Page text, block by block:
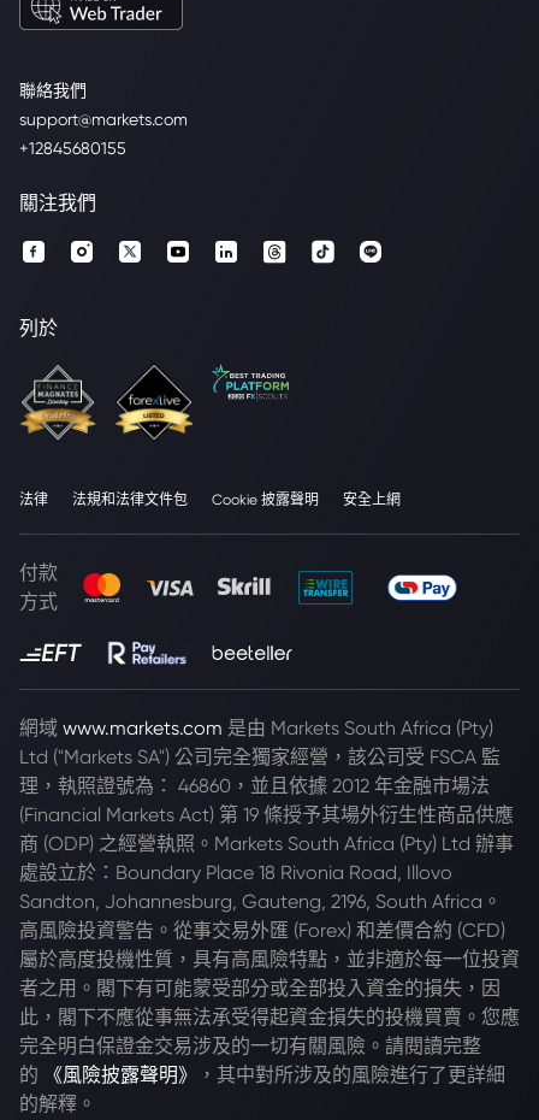
聯絡我們
support@markets.com
+12845680155
關注我們
列於
法律 法規和法律文件包 Cookie 披露聲明 安全上網
付款
方式
網域 www.markets.com 是由 Markets South Africa (Pty)
Ltd ("Markets SA") 公司完全獨家經營，該公司受 FSCA 監
理，執照證號為： 46860，並且依據 2012 年金融市場法
(Financial Markets Act) 第 19 條授予其場外衍生性商品供應
商 (ODP) 之經營執照。Markets South Africa (Pty) Ltd 辦事
處設立於：Boundary Place 18 Rivonia Road, Illovo
Sandton, Johannesburg, Gauteng, 2196, South Africa。
高風險投資警告。從事交易外匯 (Forex) 和差價合約 (CFD)
屬於高度投機性質，具有高風險特點，並非適於每一位投資
者之用。閣下有可能蒙受部分或全部投入資金的損失，因
此，閣下不應從事無法承受得起資金損失的投機買賣。您應
完全明白保證金交易涉及的一切有關風險。請閱讀完整
的
《風險披露聲明》
，其中對所涉及的風險進行了更詳細
的解釋。